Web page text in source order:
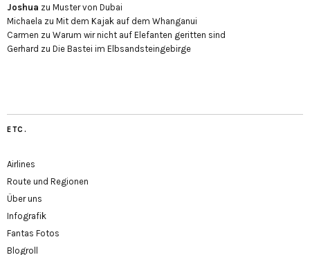
Joshua zu Muster von Dubai
Michaela zu Mit dem Kajak auf dem Whanganui
Carmen zu Warum wir nicht auf Elefanten geritten sind
Gerhard zu Die Bastei im Elbsandsteingebirge
ETC.
Airlines
Route und Regionen
Über uns
Infografik
Fantas Fotos
Blogroll